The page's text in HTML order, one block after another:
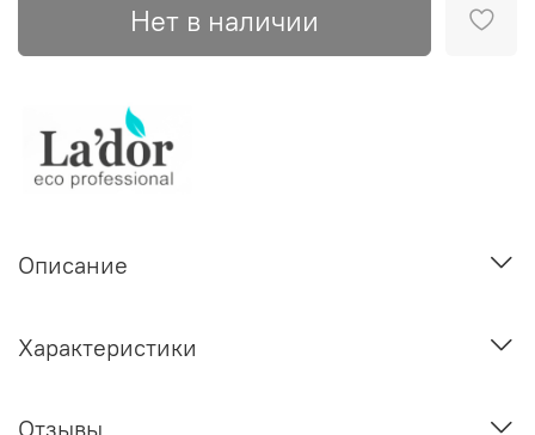
Нет в наличии
Описание
Характеристики
Отзывы